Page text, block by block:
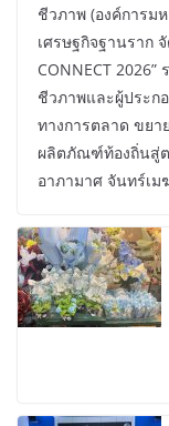
ชีวภาพ (องค์การม
เศรษฐกิจฐานราก
CONNECT
ชีวภาพและผู้ประก
ทางการตลาด ขยา
ผลิตภัณฑ์ท้องถิ่นสู่ต
อาภามาศ จันทร์เม